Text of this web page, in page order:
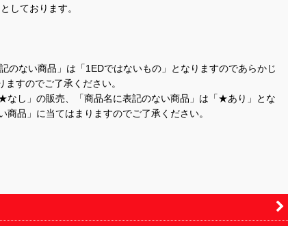
しております。
ない商品」は「1EDではないもの」となりますのであらかじ
すのでご了承ください。
し」の販売、「商品名に表記のない商品」は「★あり」とな
品」に当てはまりますのでご了承ください。